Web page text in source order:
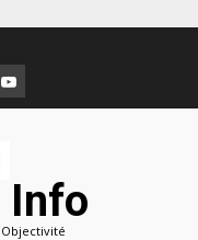
Youtube
Info